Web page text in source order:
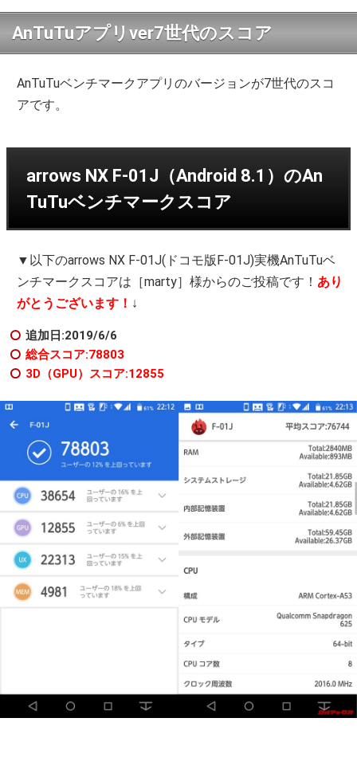
AnTuTuアプリver7世代のスコア
AnTuTuベンチマークアプリのバージョンが7世代のスコ
アです。
arrows NX F-01J（Android 8.1）のAn
TuTuベンチマークスコア
▼以下のarrows NX F-01J(ドコモ版F-01J)実機AnTuTuベ
ンチマークスコアは［marty］様からのご投稿です！ あり
がとうございます！ ↓
追加日:2019/6/6
総合スコア:78803
3D（GPU）スコア:12855